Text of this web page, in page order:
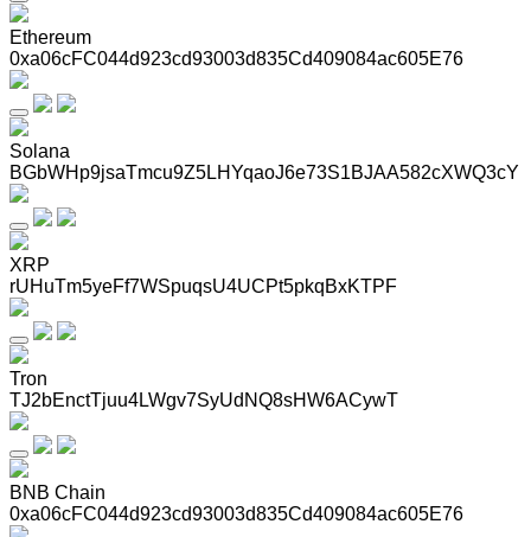
Ethereum
0xa06cFC044d923cd93003d835Cd409084ac605E76
Solana
BGbWHp9jsaTmcu9Z5LHYqaoJ6e73S1BJAA582cXWQ3cY
XRP
rUHuTm5yeFf7WSpuqsU4UCPt5pkqBxKTPF
Tron
TJ2bEnctTjuu4LWgv7SyUdNQ8sHW6ACywT
BNB Chain
0xa06cFC044d923cd93003d835Cd409084ac605E76